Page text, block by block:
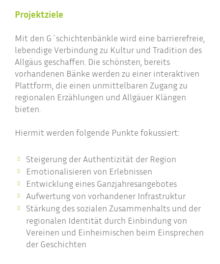
Projektziele
Mit den G´schichtenbänkle wird eine barrierefreie,
lebendige Verbindung zu Kultur und Tradition des
Allgäus geschaffen. Die schönsten, bereits
vorhandenen Bänke werden zu einer interaktiven
Plattform, die einen unmittelbaren Zugang zu
regionalen Erzählungen und Allgäuer Klängen
bieten.
Hiermit werden folgende Punkte fokussiert:
Steigerung der Authentizität der Region
Emotionalisieren von Erlebnissen
Entwicklung eines Ganzjahresangebotes
Aufwertung von vorhandener Infrastruktur
Stärkung des sozialen Zusammenhalts und der
regionalen Identität durch Einbindung von
Vereinen und Einheimischen beim Einsprechen
der Geschichten